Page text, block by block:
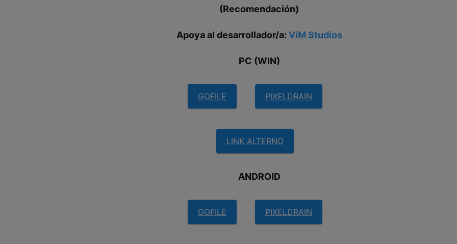
(Recomendación)
Apoya al desarrollador/a: ViM Studios
PC (WIN)
GOFILE PIXELDRAIN
LINK ALTERNO
ANDROID
GOFILE PIXELDRAIN